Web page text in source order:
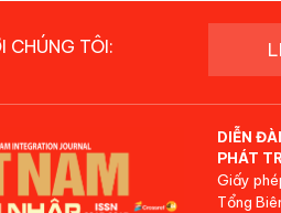
CHÚNG TÔI:
DIỄN
PHÁT
Giấy
Tổng